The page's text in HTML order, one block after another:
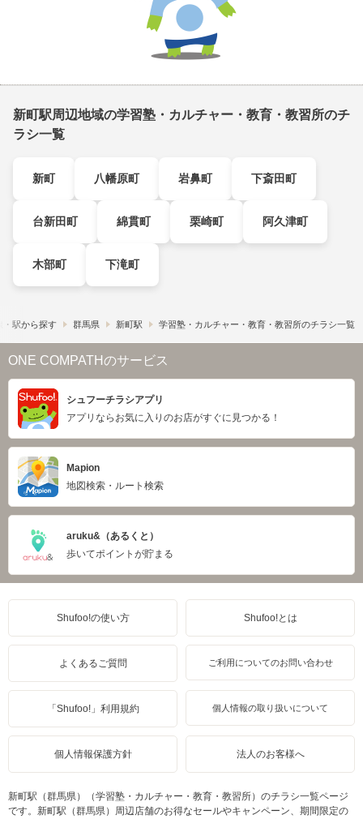
新町駅周辺地域の学習塾・カルチャー・教育・教習所のチ
ラシ一覧
新町 八幡原町 岩鼻町 下斎田町
台新田町 綿貫町 栗崎町 阿久津町
木部町 下滝町
・駅から探す 群馬県 新町駅 学習塾・カルチャー・教育・教習所のチラシ一覧
ONE COMPATHのサービス
シュフーチラシアプリ
アプリならお気に入りのお店がすぐに見つかる！
Mapion
地図検索・ルート検索
aruku&（あるくと）
歩いてポイントが貯まる
Shufoo!の使い方 Shufoo!とは
よくあるご質問 ご利用についてのお問い合わせ
「Shufoo!」利用規約 個人情報の取り扱いについて
個人情報保護方針 法人のお客様へ
新町駅（群馬県）（学習塾・カルチャー・教育・教習所）のチラシ一覧ページ
です。新町駅（群馬県）周辺店舗のお得なセールやキャンペーン、期間限定の